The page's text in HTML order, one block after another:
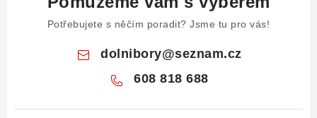
Potřebujete s něčím poradit? Jsme tu pro vás!
dolnibory@seznam.cz
608 818 688